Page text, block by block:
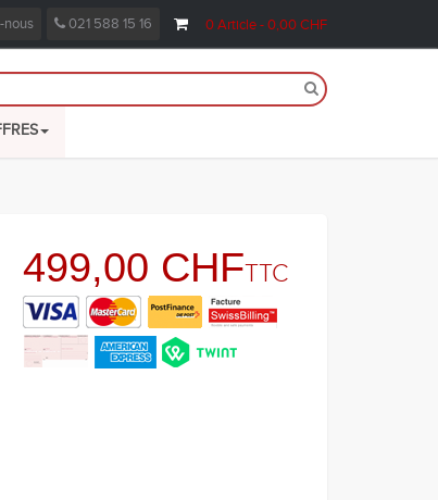
0Article- 0,00 CHF
nous 021 588 15 16
499,00 CHFTTC